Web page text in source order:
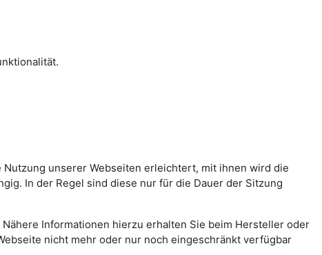
unserer Webseiten erleichtert, mit ihnen wird die
In der Regel sind diese nur für die Dauer der Sitzung
Informationen hierzu erhalten Sie beim Hersteller oder
nicht mehr oder nur noch eingeschränkt verfügbar